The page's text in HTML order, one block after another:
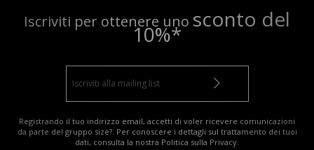
Iscriviti per ottenere uno sconto del
10%*
Registrando il tuo indirizzo email, accetti di voler ricevere comunicazioni
da parte del gruppo size?. Per conoscere i dettagli sul trattamento dei tuoi
dati, consulta la nostra Politica sulla Privacy